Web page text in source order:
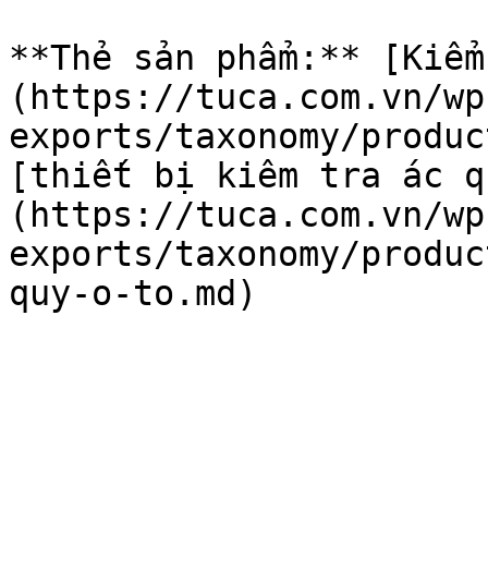
**Thẻ sản phẩm:**
(https://tuca.com.vn/
exports/taxonomy/
[thiết bị kiêm tra ác
(https://tuca.com.vn/
exports/taxonomy/
quy-o-to.md)